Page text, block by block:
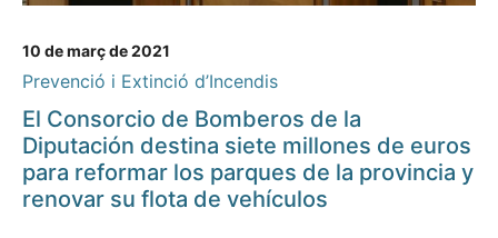
10 de març de 2021
Prevenció i Extinció d’Incendis
El Consorcio de Bomberos de la
Diputación destina siete millones de euros
para reformar los parques de la provincia y
renovar su flota de vehículos